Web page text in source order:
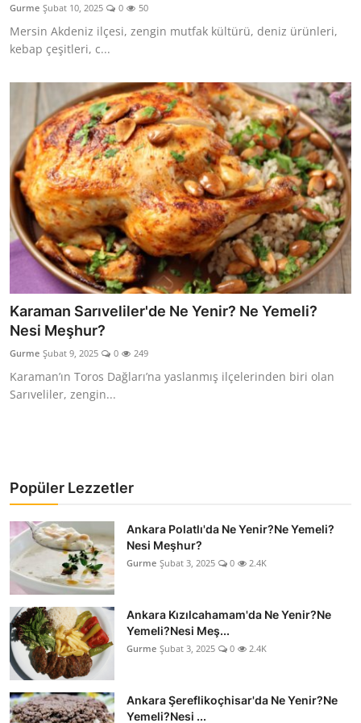
Anne & Bebek Beslenmesi
Mutfak Sırları & Teknikler
Gıda Sözlüğü & Nedir?
Yemek Tarifleri & Menüler
Gurme Şubat 10, 2025 0 50
Mersin Akdeniz ilçesi, zengin mutfak kültürü, deniz ürünleri,
kebap çeşitleri, c...
Karaman Sarıveliler'de Ne Yenir? Ne Yemeli?
Nesi Meşhur?
Gurme Şubat 9, 2025 0 249
Karaman’ın Toros Dağları’na yaslanmış ilçelerinden biri olan
Sarıveliler, zengin...
Popüler Lezzetler
Ankara Polatlı'da Ne Yenir?Ne Yemeli?
Nesi Meşhur?
Gurme Şubat 3, 2025 0 2.4K
Ankara Kızılcahamam'da Ne Yenir?Ne
Yemeli?Nesi Meş...
Gurme Şubat 3, 2025 0 2.4K
Ankara Şereflikoçhisar'da Ne Yenir?Ne
Yemeli?Nesi ...